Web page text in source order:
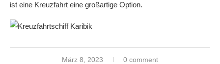
ist eine Kreuzfahrt eine großartige Option.
März 8, 2023 0 comment